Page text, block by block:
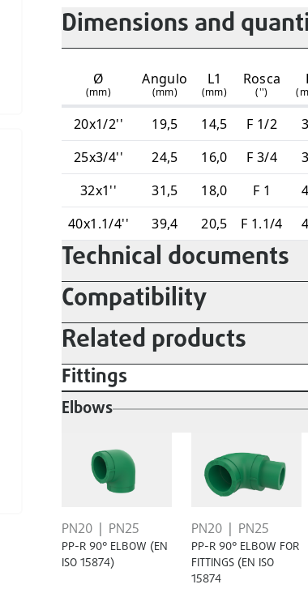
Dimensions and
Ø
(mm)
Angulo
(mm)
L1
(mm)
Rosca
('')
20x1/2''
19,5 14,5 F 1/2
25x3/4''
24,5 16,0 F 3/4
32x1''
31,5 18,0 F 1
40x1.1/4''
39,4 20,5 F 1.1/4
Technical documents
Compatibility
Related products
Fittings
Elbows
PN20 PN25
PP-R 90° ELBOW (EN
ISO 15874)
PN20 PN25
PP-R 90° ELBOW FOR
FITTINGS (EN ISO
15874